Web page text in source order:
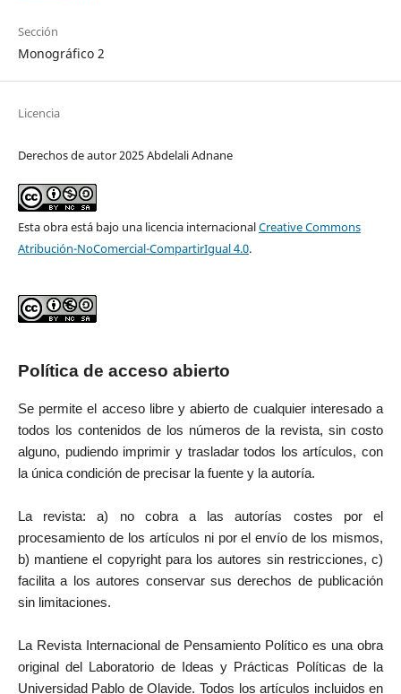
Sección
Monográfico 2
Licencia
Derechos de autor 2025 Abdelali Adnane
Esta obra está bajo una licencia internacionalCreative Commons
Atribución-NoComercial-CompartirIgual 4.0.
Política de acceso abierto
Se permite el acceso libre y abierto de cualquier interesado a
todos los contenidos de los números de la revista, sin costo
alguno, pudiendo imprimir y trasladar todos los artículos, con
la única condición de precisar la fuente y la autoría.
La revista: a) no cobra a las autorías costes por el
procesamiento de los artículos ni por el envío de los mismos,
b) mantiene el copyright para los autores sin restricciones, c)
facilita a los autores conservar sus derechos de publicación
sin limitaciones.
La Revista Internacional de Pensamiento Político es una obra
original del Laboratorio de Ideas y Prácticas Políticas de la
Universidad Pablo de Olavide. Todos los artículos incluidos en